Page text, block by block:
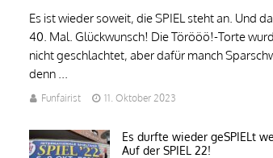
Es ist wieder soweit, die SPIEL steht an. Und
40. Mal. Glückwunsch! Die Törööö!-Torte
nicht geschlachtet, aber dafür manch
denn ...
Funfairist 11. Oktober 2023
Es durfte wieder geSPIELt
Auf der SPIEL 22!